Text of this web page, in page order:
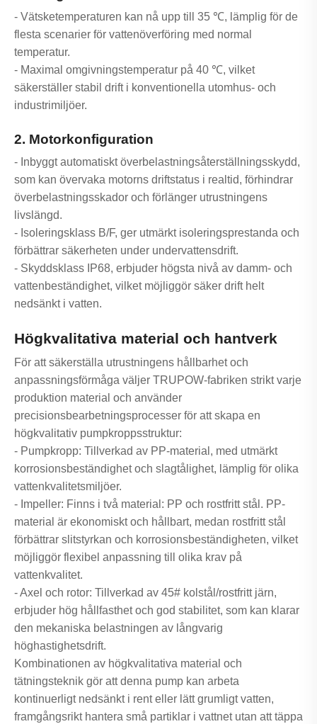
- Vätsketemperaturen kan nå upp till 35 ℃, lämplig för de
flesta scenarier för vattenöverföring med normal
temperatur.
- Maximal omgivningstemperatur på 40 ℃, vilket
säkerställer stabil drift i konventionella utomhus- och
industrimiljöer.
2. Motorkonfiguration
- Inbyggt automatiskt överbelastningsåterställningsskydd,
som kan övervaka motorns driftstatus i realtid, förhindrar
överbelastningsskador och förlänger utrustningens
livslängd.
- Isoleringsklass B/F, ger utmärkt isoleringsprestanda och
förbättrar säkerheten under undervattensdrift.
- Skyddsklass IP68, erbjuder högsta nivå av damm- och
vattenbeständighet, vilket möjliggör säker drift helt
nedsänkt i vatten.
Högkvalitativa material och hantverk
För att säkerställa utrustningens hållbarhet och
anpassningsförmåga väljer TRUPOW-fabriken strikt varje
produktion material och använder
precisionsbearbetningsprocesser för att skapa en
högkvalitativ pumpkroppsstruktur:
- Pumpkropp: Tillverkad av PP-material, med utmärkt
korrosionsbeständighet och slagtålighet, lämplig för olika
vattenkvalitetsmiljöer.
- Impeller: Finns i två material: PP och rostfritt stål. PP-
material är ekonomiskt och hållbart, medan rostfritt stål
förbättrar slitstyrkan och korrosionsbeständigheten, vilket
möjliggör flexibel anpassning till olika krav på
vattenkvalitet.
- Axel och rotor: Tillverkad av 45# kolstål/rostfritt järn,
erbjuder hög hållfasthet och god stabilitet, som kan klarar
den mekaniska belastningen av långvarig
höghastighetsdrift.
Kombinationen av högkvalitativa material och
tätningsteknik gör att denna pump kan arbeta
kontinuerligt nedsänkt i rent eller lätt grumligt vatten,
framgångsrikt hantera små partiklar i vattnet utan att täppa